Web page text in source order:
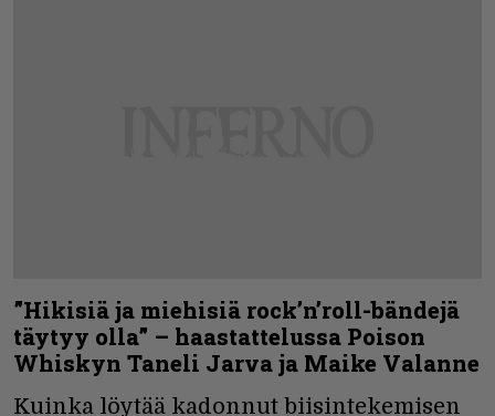
”Hikisiä ja miehisiä rock’n’roll-bändejä
täytyy olla” – haastattelussa Poison
Whiskyn Taneli Jarva ja Maike Valanne
Kuinka löytää kadonnut biisintekemisen